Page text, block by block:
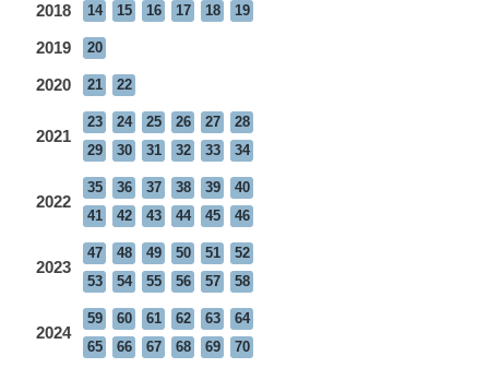
2018 14 15 16 17 18 19
2019 20
2020 21 22
2021
23 24 25 26 27
28
29
30 31 32 33 34
2022
35 36 37 38 39
40
41
42 43 44 45 46
2023
47 48 49 50 51
52
53
54 55 56 57 58
2024
59 60 61 62 63
64
65
66 67 68 69 70